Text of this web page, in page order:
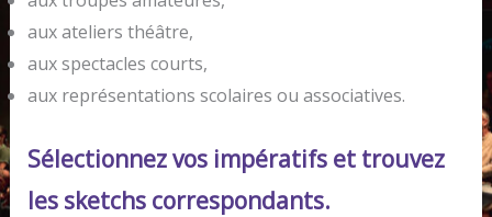
aux ateliers théâtre,
aux spectacles courts,
aux représentations scolaires ou associatives.
Sélectionnez vos impératifs et trouvez
les sketchs correspondants.